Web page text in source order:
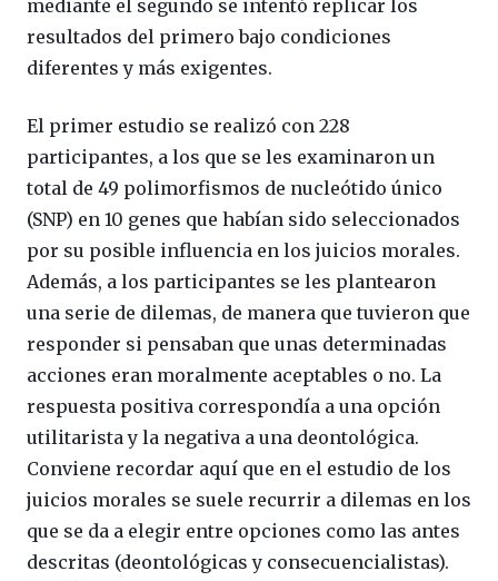
mediante el segundo se intentó replicar los
resultados del primero bajo condiciones
diferentes y más exigentes.
El primer estudio se realizó con 228
participantes, a los que se les examinaron un
total de 49 polimorfismos de nucleótido único
(SNP) en 10 genes que habían sido seleccionados
por su posible influencia en los juicios morales.
Además, a los participantes se les plantearon
una serie de dilemas, de manera que tuvieron que
responder si pensaban que unas determinadas
acciones eran moralmente aceptables o no. La
respuesta positiva correspondía a una opción
utilitarista y la negativa a una deontológica.
Conviene recordar aquí que en el estudio de los
juicios morales se suele recurrir a dilemas en los
que se da a elegir entre opciones como las antes
descritas (deontológicas y consecuencialistas).